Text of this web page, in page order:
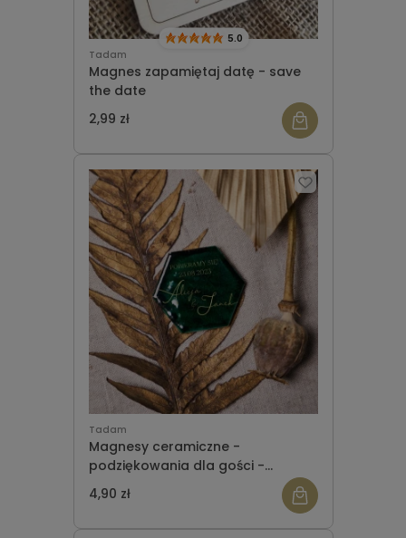
Tadam
Magnes zapamiętaj datę - save
the date
5.0
2,99 zł
Tadam
Magnesy ceramiczne -
podziękowania dla gości -
heksagon - wzór 1
4,90 zł